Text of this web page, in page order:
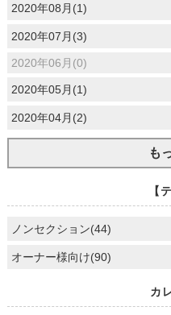
2020年08月(1)
2020年07月(3)
2020年06月(0)
2020年05月(1)
2020年04月(2)
も
【
ノンセクション(44)
オーナー様向け(90)
カ